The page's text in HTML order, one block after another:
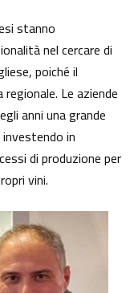
stanno
nel cercare di
poiché il
Le aziende
anni una grande
in
di produzione per
vini.